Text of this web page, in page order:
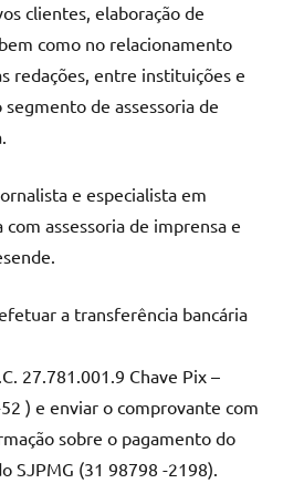
clientes, elaboração de
como no relacionamento
redações, entre instituições e
de assessoria de
e especialista em
assessoria de imprensa e
a transferência bancária
27.781.001.9 Chave Pix –
) e enviar o comprovante com
sobre o pagamento do
SJPMG (31 98798 -2198).